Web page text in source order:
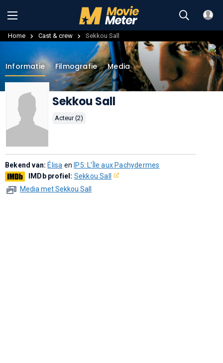
Home Cast & crew Sekkou Sall
Informatie Filmografie Media
Sekkou Sall
Acteur (2)
Bekend van: Élisa en IP5: L'Île aux Pachydermes
IMDb profiel: Sekkou Sall
Media met Sekkou Sall